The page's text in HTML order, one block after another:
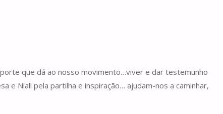
que dá ao nosso movimento…viver e dar testemunho
e Niall pela partilha e inspiração… ajudam-nos a caminhar,